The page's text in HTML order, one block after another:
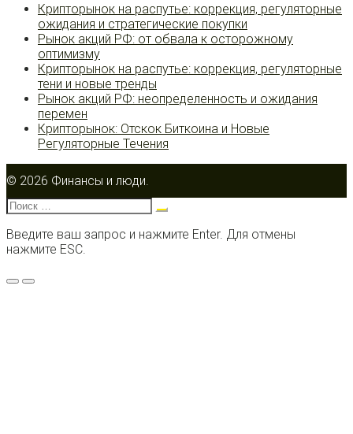
Крипторынок на распутье: коррекция, регуляторные
ожидания и стратегические покупки
Рынок акций РФ: от обвала к осторожному
оптимизму
Крипторынок на распутье: коррекция, регуляторные
тени и новые тренды
Рынок акций РФ: неопределенность и ожидания
перемен
Крипторынок: Отскок Биткоина и Новые
Регуляторные Течения
© 2026 Финансы и люди.
Поиск:
Введите ваш запрос и нажмите Enter. Для отмены
нажмите ESC.
Меню